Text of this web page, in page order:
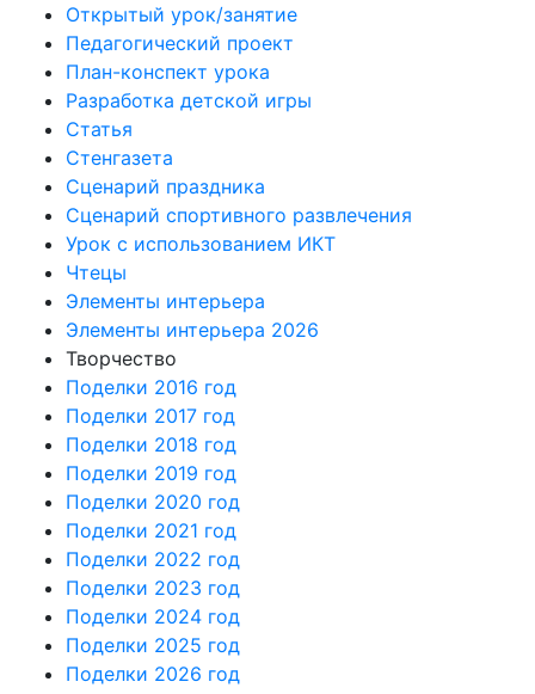
Открытый урок/занятие
Педагогический проект
План-конспект урока
Разработка детской игры
Статья
Стенгазета
Сценарий праздника
Сценарий спортивного развлечения
Урок с использованием ИКТ
Чтецы
Элементы интерьера
Элементы интерьера 2026
Творчество
Поделки 2016 год
Поделки 2017 год
Поделки 2018 год
Поделки 2019 год
Поделки 2020 год
Поделки 2021 год
Поделки 2022 год
Поделки 2023 год
Поделки 2024 год
Поделки 2025 год
Поделки 2026 год